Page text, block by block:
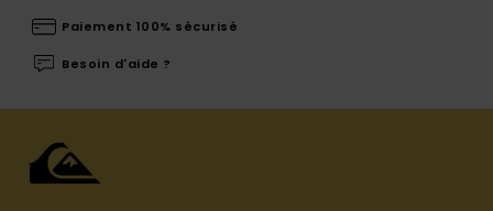
Paiement 100% sécurisé
Besoin d'aide ?